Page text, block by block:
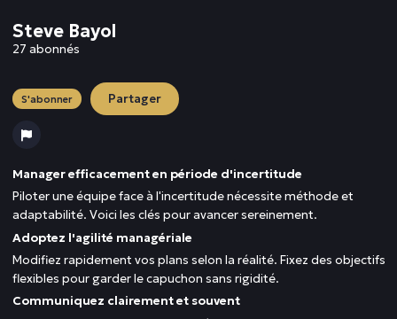
Steve Bayol
27 abonnés
S'abonner Partager
Manager efficacement en période d'incertitude
Piloter une équipe face à l'incertitude nécessite méthode et
adaptabilité. Voici les clés pour avancer sereinement.
Adoptez l'agilité managériale
Modifiez rapidement vos plans selon la réalité. Fixez des objectifs
flexibles pour garder le capuchon sans rigidité.
Communiquez clairement et souvent